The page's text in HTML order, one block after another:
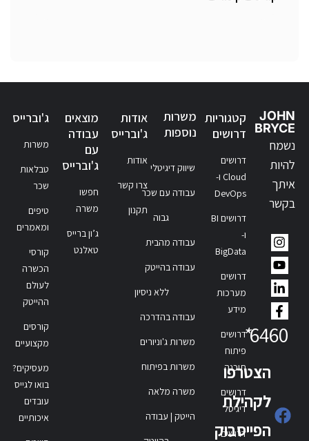
JOHN
BRYCE
נשמח
להיות
איתך
בקשר
6460
*
הצטרפו
לקהילת
הפייסבוק
קטגוריות
דרושים
דרושים
Cloud ו-
DevOps
דרושים BI
ו-
BigData
דרושים
מערכות
מידע
דרושים
פיתוח
תוכנה
דרושים
דיגיטל
דרושים
משרות
נוספות
שיווק דיגיטלי
עבודה עם שכר
גבוה
עבודה מהבית
עבודה בהייטק
ללא ניסיון
עבודה בהדרכה
משרות ג'וניורים
משרות בפיתוח
משרה מלאה
הייטק | עבודה
אודות
ג'וברייס
אודות
צרו קשר
תקנון
מוצאים
עבודה
עם
ג'וברייס
חפשו
משרה
ג’ון ברייס
טאלנט
ג'וברייס
משרות
טבלאות
שכר
טיפים
ומאמרים
קורסי
הכשרה
לעולם
ההייטק
קורסים
מקצועיים
מעסיקים?
בואו לגייס
עובדים
איכותיים